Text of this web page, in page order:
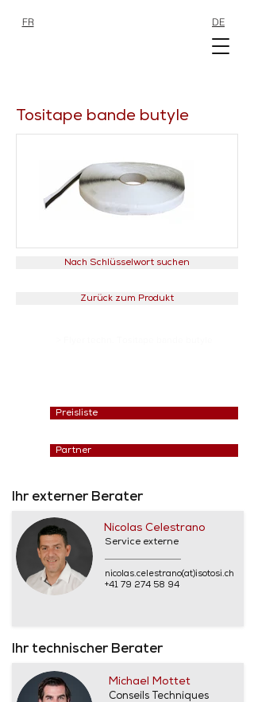
FR DE
Tositape bande butyle
Nach Schlüsselwort suchen
Zurück zum Produkt
Preisliste
Partner
Ihr externer Berater
Nicolas Celestrano
Service externe
nicolas.celestrano(at)isotosi.ch
+41 79 274 58 94
Ihr technischer Berater
Michael Mottet
Conseils Techniques